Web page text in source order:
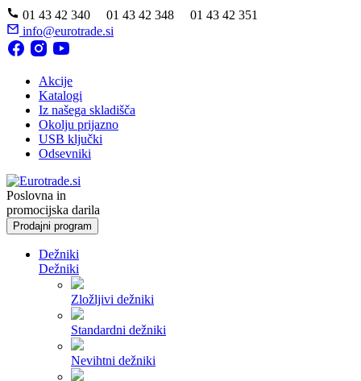
01 43 42 340 01 43 42 348 01 43 42 351
info@eurotrade.si
Akcije
Katalogi
Iz našega skladišča
Okolju prijazno
USB ključki
Odsevniki
Poslovna in
promocijska darila
Prodajni program
Dežniki
Dežniki
Zložljivi dežniki
Standardni dežniki
Nevihtni dežniki